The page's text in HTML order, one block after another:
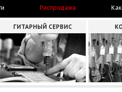
Распродажа Как
ГИТАРНЫЙ СЕРВИС